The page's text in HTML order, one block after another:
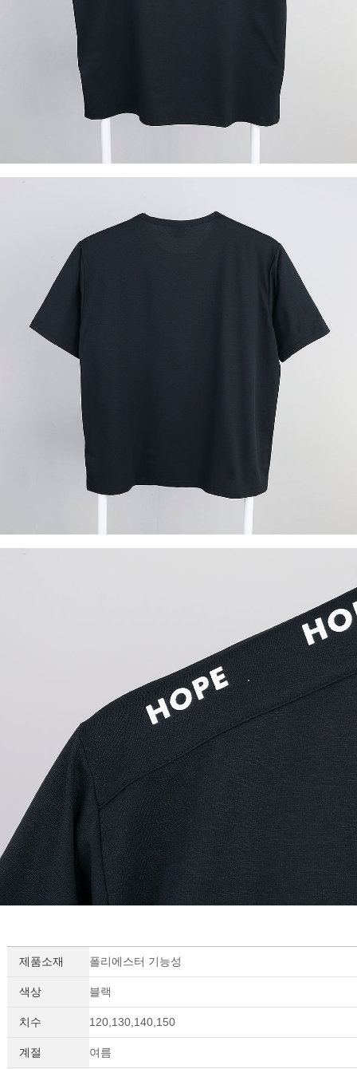
제품소재 폴리에스터 기능성
색상 블랙
치수 120,130,140,150
계절 여름